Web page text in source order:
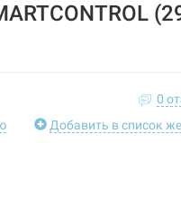
0
Добавить в список